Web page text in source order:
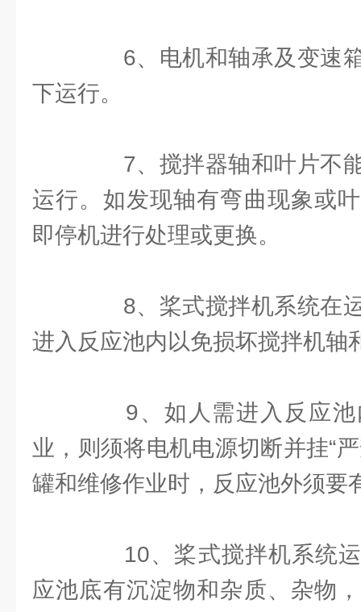
6、电机和轴承及变速箱
下运行。
7、搅拌器轴和叶片不能
运行。如发现轴有弯曲现象或
即停机进行处理或更换。
8、桨式搅拌机系统在运
进入反应池内以免损坏搅拌机轴
9、如人需进入反应池
业，则须将电机电源切断并挂“
罐和维修作业时，反应池外须要
10、桨式搅拌机系统运
应池底有沉淀物和杂质、杂物